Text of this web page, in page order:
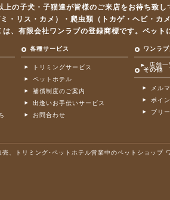
上の子犬・子猫達が皆様のご来店をお待ち致
・リス・カメ）・爬虫類（トカゲ・ヘビ・
、有限会社ワンラブの登録商標です。ペッ
各種サービス ワンラ
トリミングサービス
ペットホテル
補償制度のご案内
出逢いお手伝いサービス
お問合わせ
店舗一
その他
メル
ポイ
ブリ
、トリミング･ペットホテル営業中のペットショップ